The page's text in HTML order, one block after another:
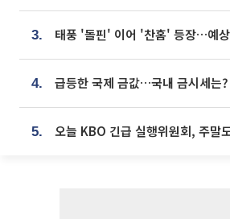
3.
4. 급등한 국제 금값…국내 금시세는?
5. 오늘 KBO 긴급 실행위원회, 주말